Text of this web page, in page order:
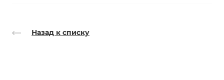
Назад к списку